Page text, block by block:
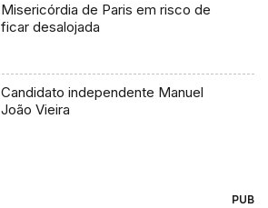
Misericórdia de Paris em risco de
ficar desalojada
Candidato independente Manuel
João Vieira
PUB